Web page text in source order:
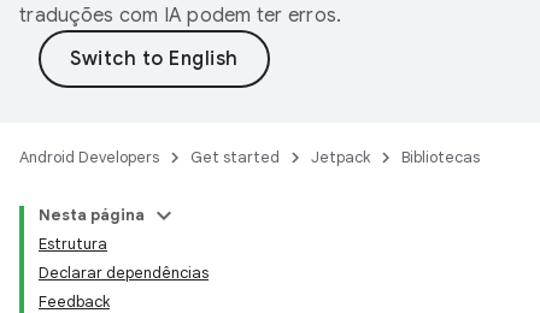
traduções com IA podem ter erros.
Android Developers Get started Jetpack Bibliotecas
Nesta página
Estrutura
Declarar dependências
Feedback